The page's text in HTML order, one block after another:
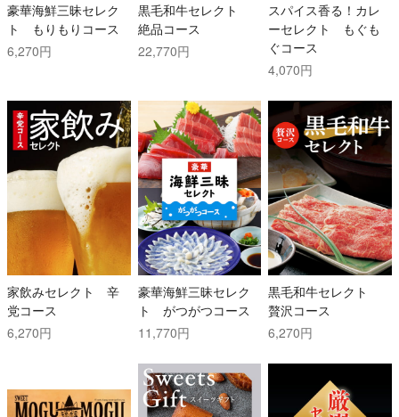
豪華海鮮三昧セレク
ト もりもりコース
6,270円
黒毛和牛セレクト
絶品コース
22,770円
スパイス香る！カレ
ーセレクト もぐも
ぐコース
4,070円
家飲みセレクト 辛
党コース
6,270円
豪華海鮮三昧セレク
ト がつがつコース
11,770円
黒毛和牛セレクト
贅沢コース
6,270円